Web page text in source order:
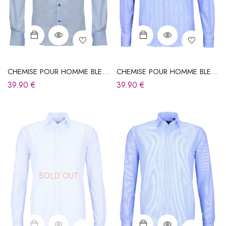
CHEMISE POUR HOMME BLEU
CIEL
39.90€
CHEMISE POUR HOMME BLEU
CIEL À CARREAUX
39.90€
SOLD OUT